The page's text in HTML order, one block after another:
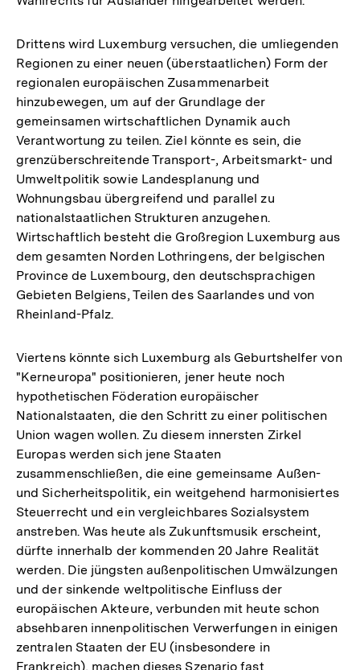
Drittens wird Luxemburg versuchen, die umliegenden
Regionen zu einer neuen (überstaatlichen) Form der
regionalen europäischen Zusammenarbeit
hinzubewegen, um auf der Grundlage der
gemeinsamen wirtschaftlichen Dynamik auch
Verantwortung zu teilen. Ziel könnte es sein, die
grenzüberschreitende Transport-, Arbeitsmarkt- und
Umweltpolitik sowie Landesplanung und
Wohnungsbau übergreifend und parallel zu
nationalstaatlichen Strukturen anzugehen.
Wirtschaftlich besteht die Großregion Luxemburg aus
dem gesamten Norden Lothringens, der belgischen
Province de Luxembourg, den deutschsprachigen
Gebieten Belgiens, Teilen des Saarlandes und von
Rheinland-Pfalz.
Viertens könnte sich Luxemburg als Geburtshelfer von
"Kerneuropa" positionieren, jener heute noch
hypothetischen Föderation europäischer
Nationalstaaten, die den Schritt zu einer politischen
Union wagen wollen. Zu diesem innersten Zirkel
Europas werden sich jene Staaten
zusammenschließen, die eine gemeinsame Außen-
und Sicherheitspolitik, ein weitgehend harmonisiertes
Steuerrecht und ein vergleichbares Sozialsystem
anstreben. Was heute als Zukunftsmusik erscheint,
dürfte innerhalb der kommenden 20 Jahre Realität
werden. Die jüngsten außenpolitischen Umwälzungen
und der sinkende weltpolitische Einfluss der
europäischen Akteure, verbunden mit heute schon
absehbaren innenpolitischen Verwerfungen in einigen
zentralen Staaten der EU (insbesondere in
Frankreich), machen dieses Szenario fast